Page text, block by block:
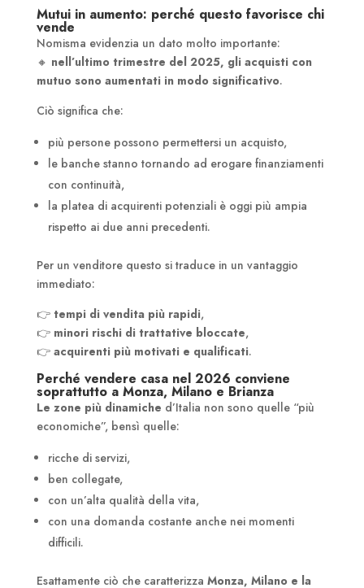
Mutui in aumento: perché questo favorisce chi
vende
Nomisma evidenzia un dato molto importante:
🔸 nell’ultimo trimestre del 2025, gli acquisti con
mutuo sono aumentati in modo significativo.
Ciò significa che:
più persone possono permettersi un acquisto,
le banche stanno tornando ad erogare finanziamenti
con continuità,
la platea di acquirenti potenziali è oggi più ampia
rispetto ai due anni precedenti.
Per un venditore questo si traduce in un vantaggio
immediato:
👉 tempi di vendita più rapidi,
👉 minori rischi di trattative bloccate,
👉 acquirenti più motivati e qualificati.
Perché vendere casa nel 2026 conviene
soprattutto a Monza, Milano e Brianza
Le zone più dinamiche d’Italia non sono quelle “più
economiche”, bensì quelle:
ricche di servizi,
ben collegate,
con un’alta qualità della vita,
con una domanda costante anche nei momenti
difficili.
Esattamente ciò che caratterizza Monza, Milano e la